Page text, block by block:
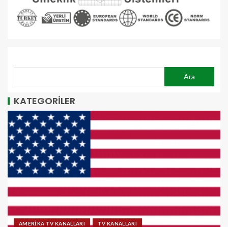
Ara
KATEGORİLER
AMERİKA TV KANALLARI TV KANALLARI